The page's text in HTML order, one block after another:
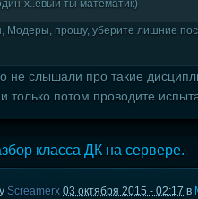
х..евый ты математик)
Модеры, прошу, уберите лишние
не слышали про такие
только потом проводите
класса ДК на сервере.
Screamerx 03 октября 2015 - 02:17 в